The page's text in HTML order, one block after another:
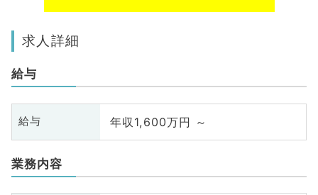
求人詳細
給与
給与 年収1,600万円 ～
業務内容